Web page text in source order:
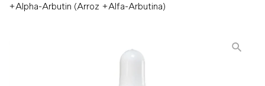
+Alpha-Arbutin (Arroz +Alfa-Arbutina)